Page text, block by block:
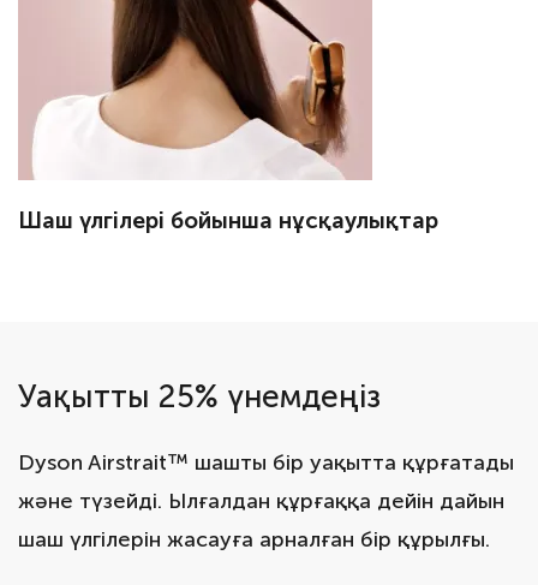
Шаш үлгілері бойынша нұсқаулықтар
Уақытты 25% үнемдеңіз
Dyson Airstrait™ шашты бір уақытта құрғатады
және түзейді. Ылғалдан құрғаққа дейін дайын
шаш үлгілерін жасауға арналған бір құрылғы.